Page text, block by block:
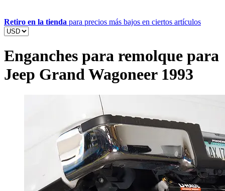
Retiro en la tienda para precios más bajos en ciertos artículos
Enganches para remolque para
Jeep Grand Wagoneer 1993